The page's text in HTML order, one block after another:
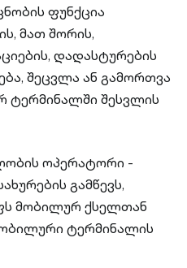
ფუნქცია
მათ შორის,
დადასტურების
შეცვლა ან გამორთვა
ტერმინალში შესვლის
ოპერატორი -
გამწევს,
მობილურ ქსელთან
ტერმინალის